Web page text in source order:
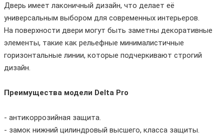
Дверь имеет лаконичный дизайн, что делает её
универсальным выбором для современных интерьеров.
На поверхности двери могут быть заметны декоративные
элементы, такие как рельефные минималистичные
горизонтальные линии, которые подчеркивают строгий
дизайн.
Преимущества модели Delta Pro
- антикоррозийная защита.
- замок нижний цилиндровый высшего, класса защиты.